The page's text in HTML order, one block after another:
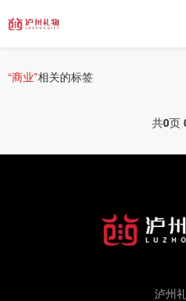
“商业”相关的标签
共0页
泸州